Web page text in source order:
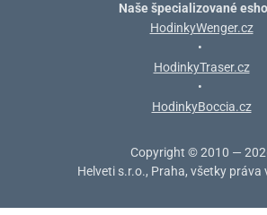
Naše špecializované
HodinkyWenger.cz
•
HodinkyTraser.cz
•
HodinkyBoccia.cz
Copyright © 2010 —
Helveti s.r.o., Praha, všetky práva